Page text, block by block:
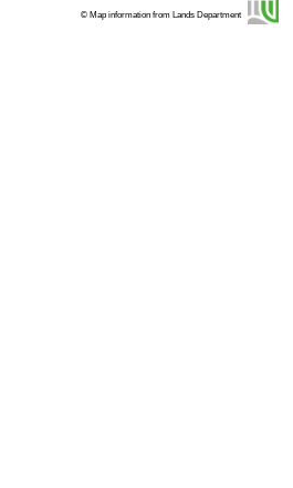
© Map information from Lands Department